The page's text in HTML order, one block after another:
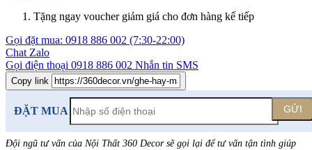
Tặng ngay voucher giảm giá cho đơn hàng kế tiếp
Gọi đặt mua: 0918 886 002 (7:30-22:00)
Chat Zalo
Gọi điện thoại 0918 886 002 Nhắn tin SMS
Copy link
ĐẶT MUA GỬI
Đội ngũ tư vấn của Nội Thất 360 Decor sẽ gọi lại để tư vấn tận tình giúp